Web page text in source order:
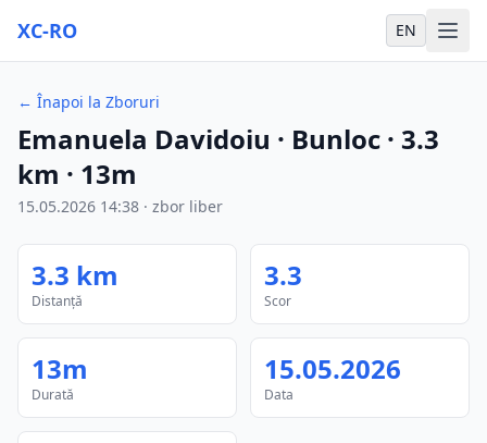
XC-RO EN
← Înapoi la Zboruri
Emanuela Davidoiu · Bunloc · 3.3
km · 13m
15.05.2026 14:38 · zbor liber
3.3 km
Distanță
3.3
Scor
13m
Durată
15.05.2026
Data